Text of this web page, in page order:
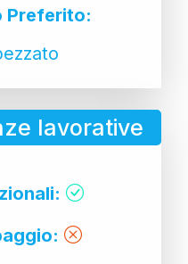
Preferito:
lavorative